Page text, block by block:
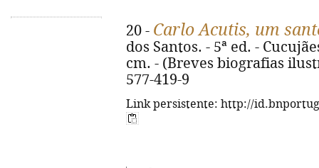
20 - Carlo Acutis, um
dos Santos. - 5ª ed. -
cm. - (Breves biografias
577-419-9
Link persistente: http://